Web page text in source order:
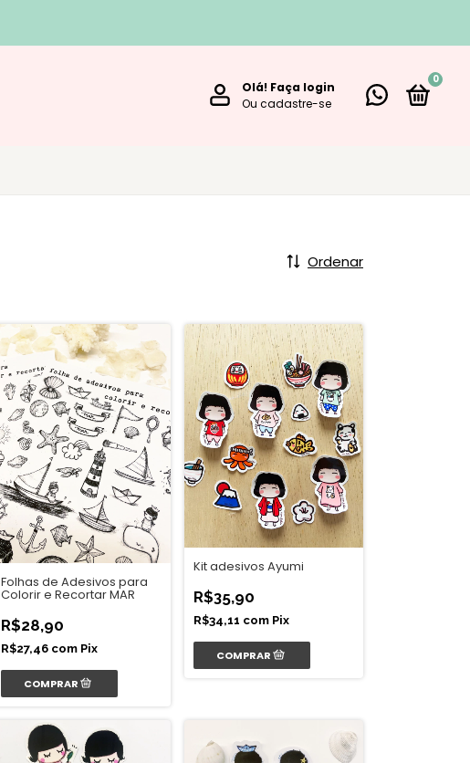
Olá! Faça login
Ou cadastre-se
0
Ordenar
Folhas de Adesivos para
Colorir e Recortar MAR
R$28,90
R$27,46 com Pix
Kit adesivos Ayumi
R$35,90
R$34,11 com Pix